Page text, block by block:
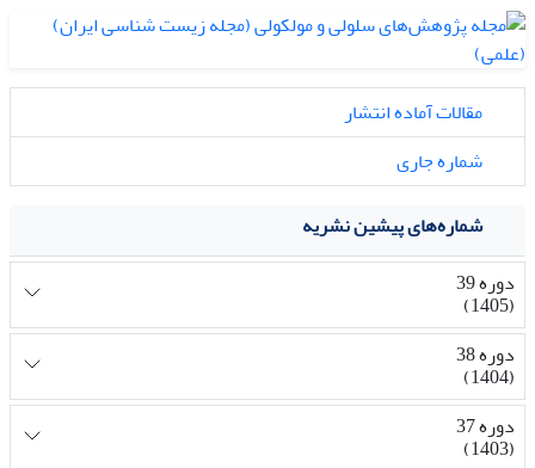
مقالات آماده انتشار
شماره جاری
شماره‌های پیشین نشریه
دوره 39
(1405)
دوره 38
(1404)
دوره 37
(1403)